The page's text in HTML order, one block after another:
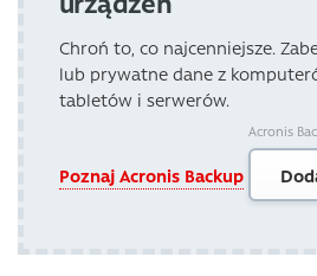
Chroń to, co najcenniejsze.
lub prywatne dane z
tabletów i serwerów.
Poznaj Acronis Backup
Acronis